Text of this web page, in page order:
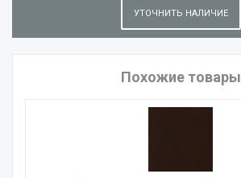
УТОЧНИТЬ НАЛИЧИЕ
Похожие товары